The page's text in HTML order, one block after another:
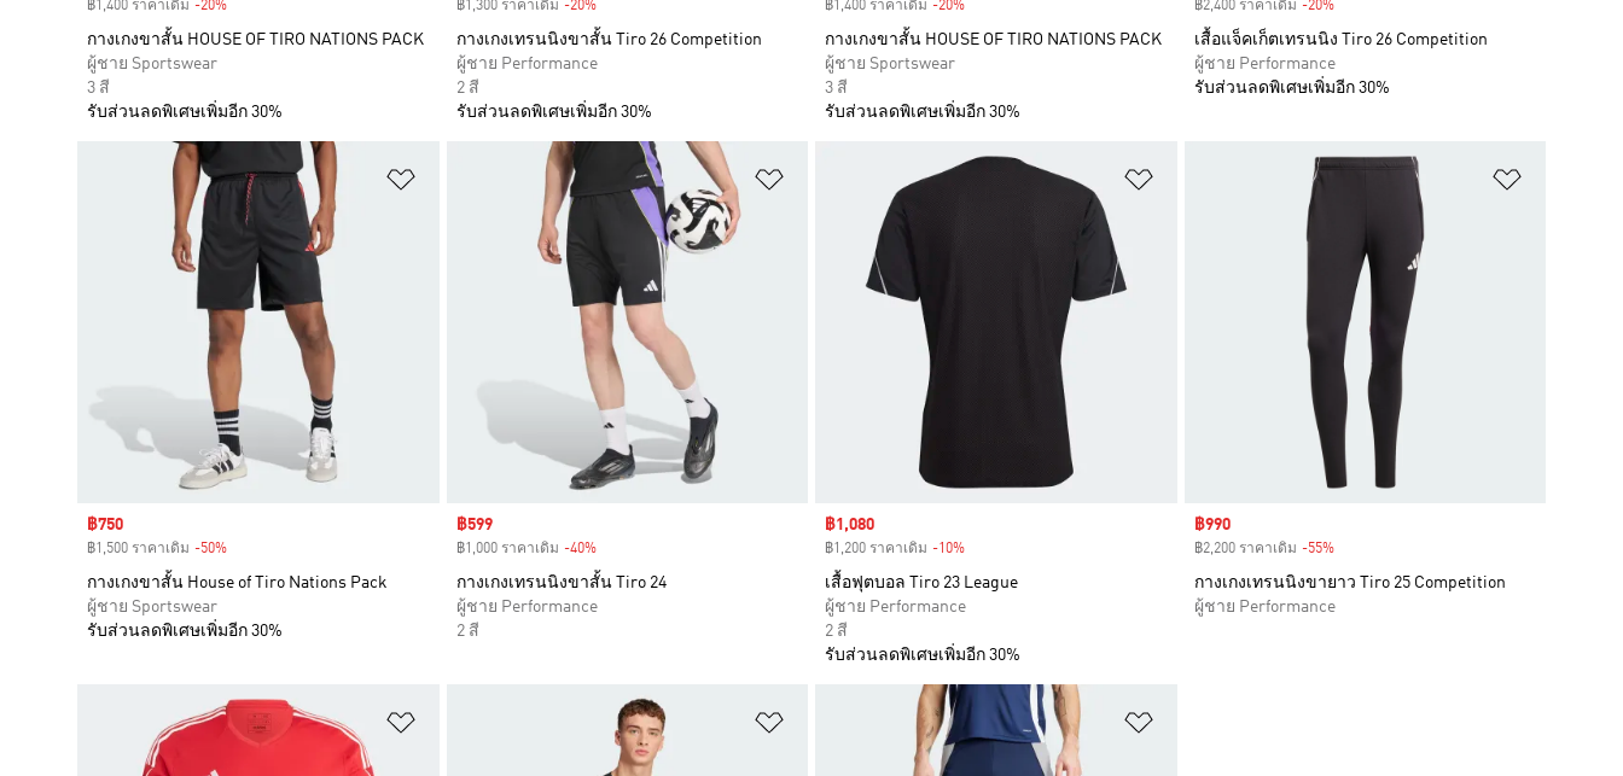
฿1,400 ราคาเดิม -20%
กางเกงขาสั้น HOUSE OF TIRO NATIONS PACK
ผู้ชาย Sportswear
3 สี
รับส่วนลดพิเศษเพิ่มอีก 30%
฿1,300 ราคาเดิม -20%Discount
กางเกงเทรนนิงขาสั้น Tiro 26 Competition
ผู้ชาย Performance
2 สี
รับส่วนลดพิเศษเพิ่มอีก 30%
฿1,400 ราคาเดิม -20%
กางเกงขาสั้น HOUSE OF TIRO NATIONS PACK
ผู้ชาย Sportswear
3 สี
รับส่วนลดพิเศษเพิ่มอีก 30%
฿2,400 ราคาเดิม -20%Discount
เสื้อแจ็คเก็ตเทรนนิง Tiro 26 Competition
ผู้ชาย Performance
รับส่วนลดพิเศษเพิ่มอีก 30%
เพิ่มไปยังรายการสินค้าโปรด
Sale price
฿750
฿1,500 ราคาเดิม -50%
กางเกงขาสั้น House of Tiro Nations Pack
ผู้ชาย Sportswear
รับส่วนลดพิเศษเพิ่มอีก 30%
เพิ่มไปยังรายการสินค้าโปรด
Sale price
฿599
฿1,000 ราคาเดิม -40%Discount
กางเกงเทรนนิงขาสั้น Tiro 24
ผู้ชาย Performance
2 สี
เพิ่มไปยังรายการสินค้าโปรด
Sale price
฿1,080
฿1,200 ราคาเดิม -10%
เสื้อฟุตบอล Tiro 23 League
ผู้ชาย Performance
2 สี
รับส่วนลดพิเศษเพิ่มอีก 30%
Sale price
฿990
฿2,200 ราคาเดิม -55%Discount
กางเกงเทรนนิงขายาว Tiro 25 Competition
ผู้ชาย Performance
เพิ่มไปยังรายการสินค้าโปรด เพิ่มไปยังรายการสินค้าโปรด